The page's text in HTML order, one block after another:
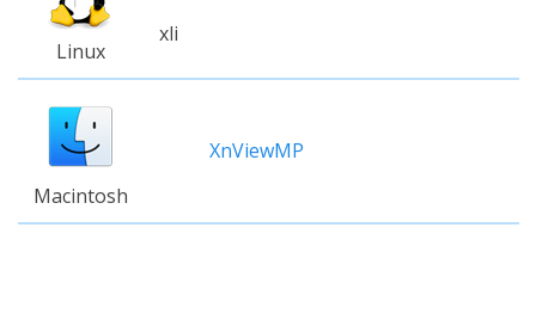
Linux
xli
Macintosh
XnViewMP